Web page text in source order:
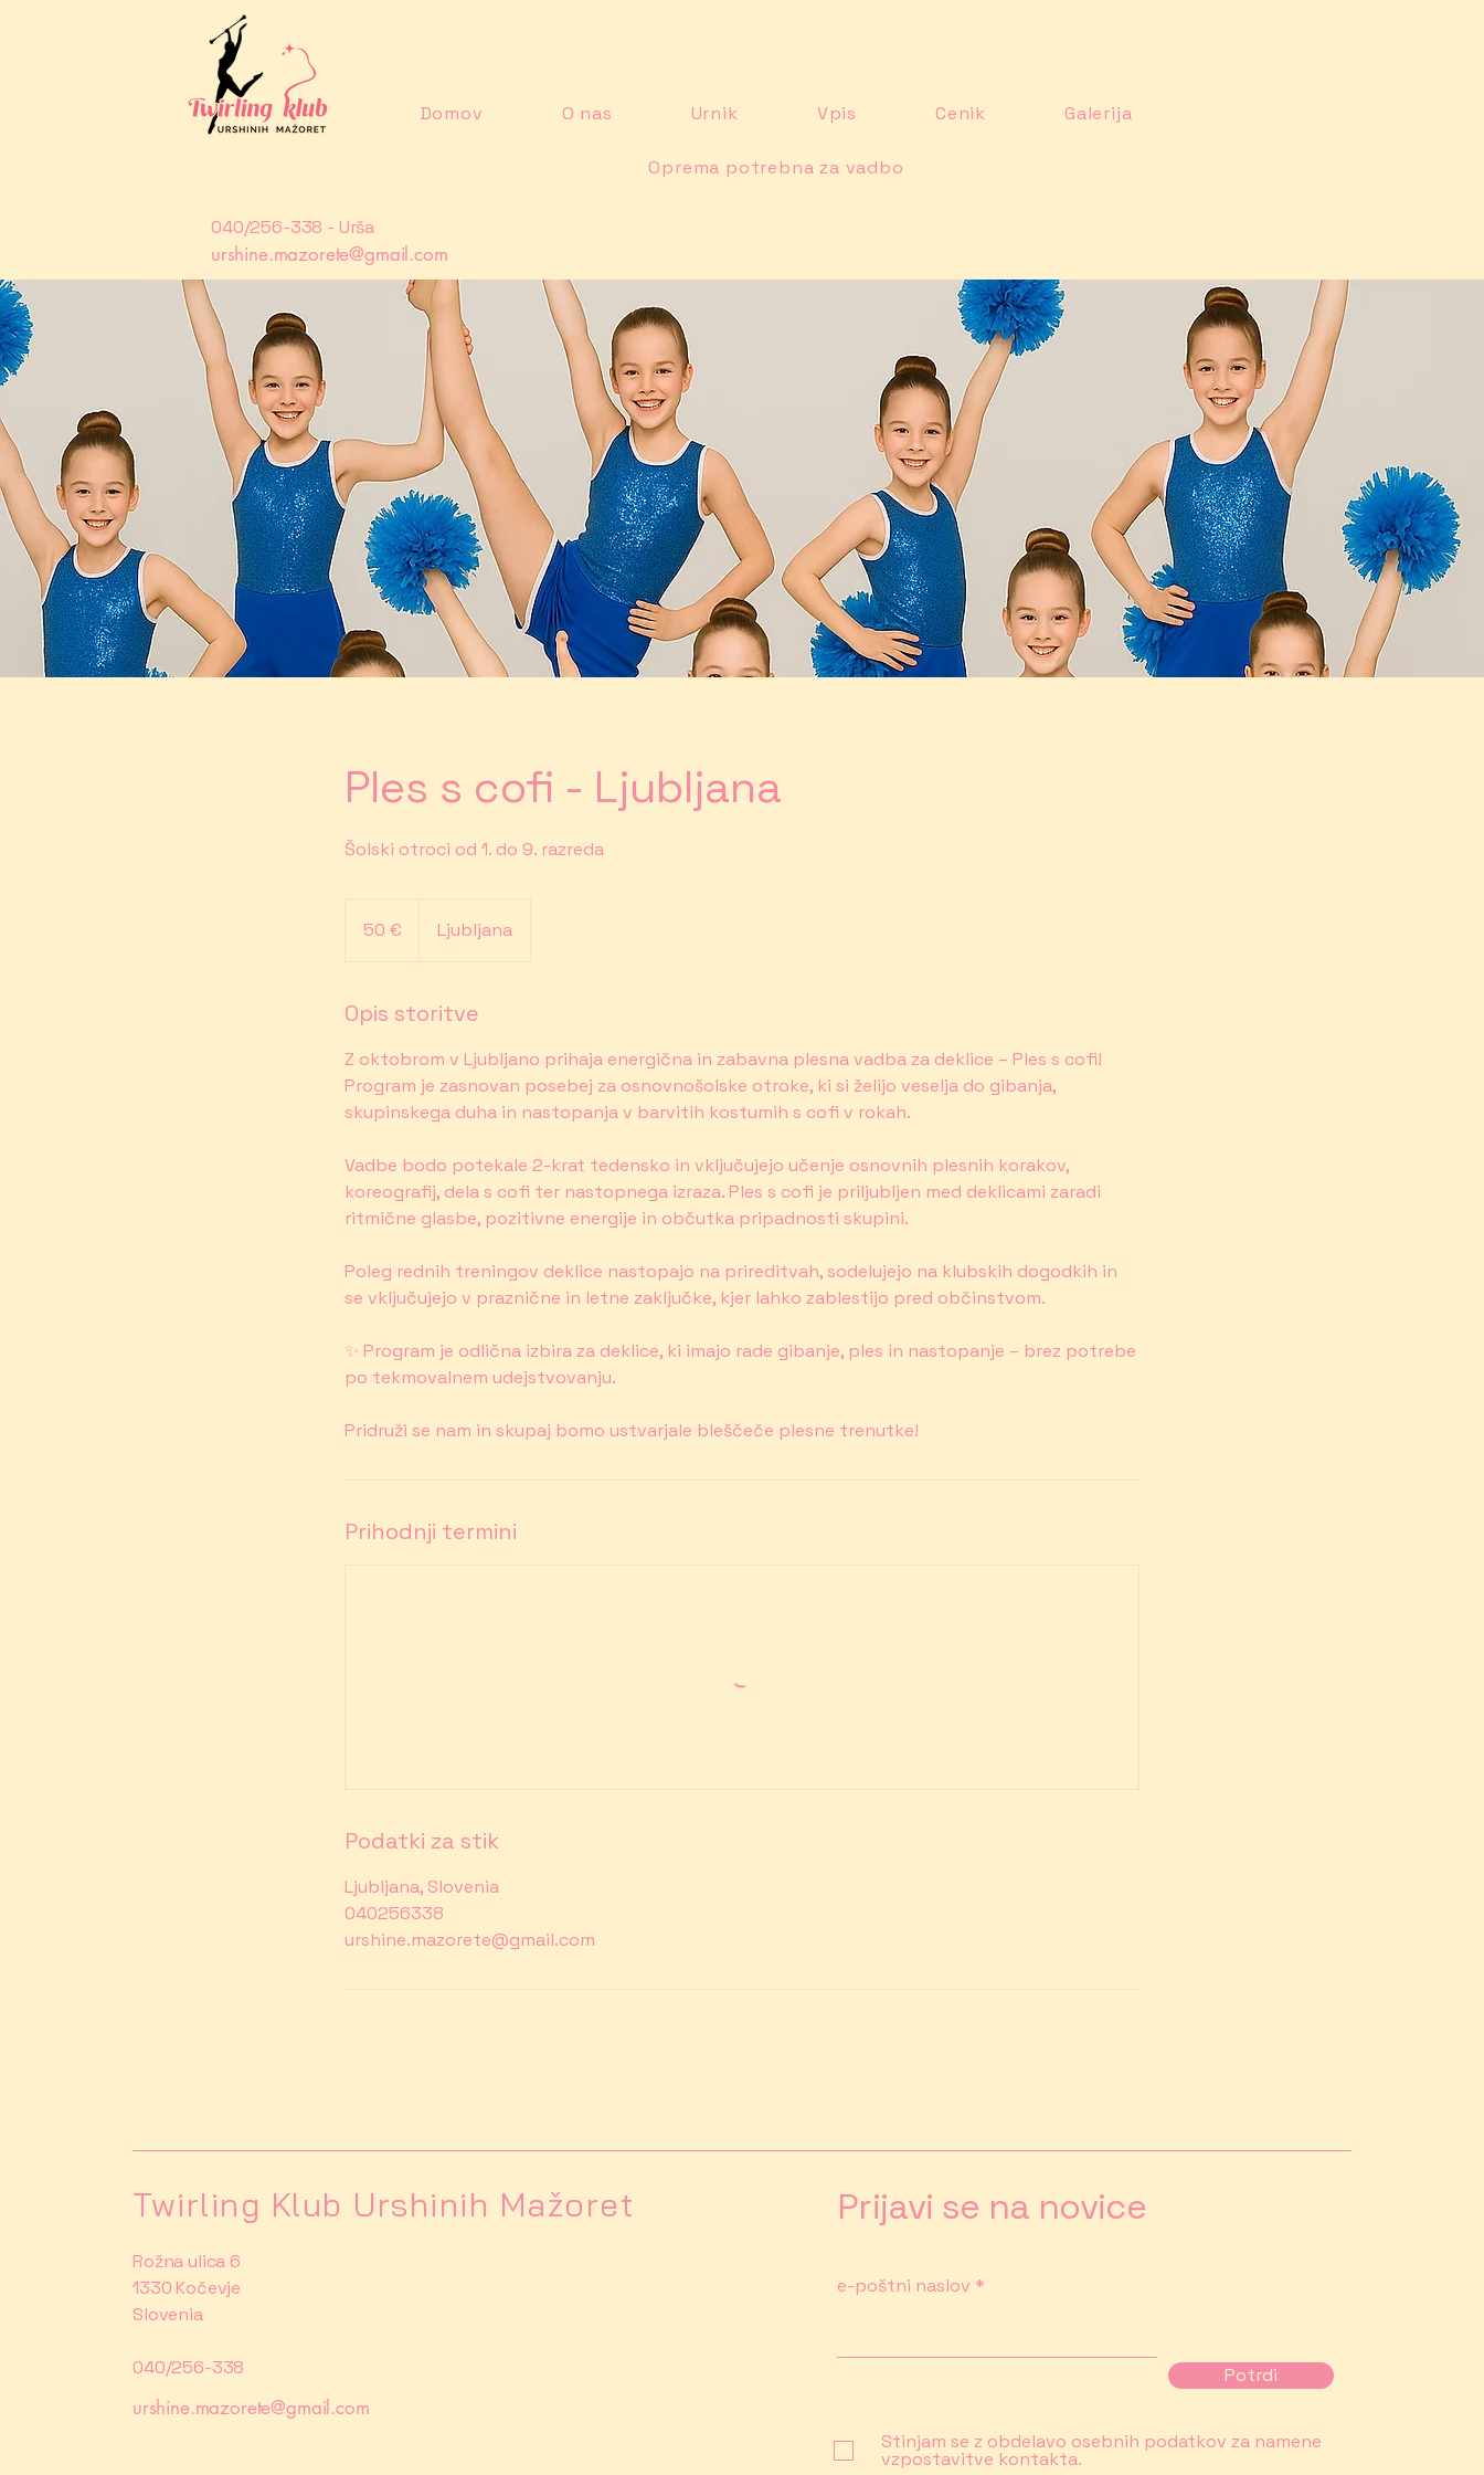
Domov O nas Urnik Vpis Cenik Galerija
Oprema potrebna za vadbo
040/256-338 - Urša
urshine.mazorete@gmail.com
Ples s cofi - Ljubljana
Šolski otroci od 1. do 9. razreda
50 € Ljubljana
Opis storitve
Z oktobrom v Ljubljano prihaja energična in zabavna plesna vadba za deklice – Ples s cofi!
Program je zasnovan posebej za osnovnošolske otroke, ki si želijo veselja do gibanja,
skupinskega duha in nastopanja v barvitih kostumih s cofi v rokah.
Vadbe bodo potekale 2-krat tedensko in vključujejo učenje osnovnih plesnih korakov,
koreografij, dela s cofi ter nastopnega izraza. Ples s cofi je priljubljen med deklicami zaradi
ritmične glasbe, pozitivne energije in občutka pripadnosti skupini.
Poleg rednih treningov deklice nastopajo na prireditvah, sodelujejo na klubskih dogodkih in
se vključujejo v praznične in letne zaključke, kjer lahko zablestijo pred občinstvom.
✨ Program je odlična izbira za deklice, ki imajo rade gibanje, ples in nastopanje – brez potrebe
po tekmovalnem udejstvovanju.
Pridruži se nam in skupaj bomo ustvarjale bleščeče plesne trenutke!
Prihodnji termini
Podatki za stik
Ljubljana, Slovenia
040256338
urshine.mazorete@gmail.com
Twirling Klub Urshinih Mažoret
Rožna ulica 6
1330 Kočevje
Slovenia
040/256-338
urshine.mazorete@gmail.com
Prijavi se na novice
e-poštni naslov
Potrdi
Stinjam se z obdelavo osebnih podatkov za namene
vzpostavitve kontakta.